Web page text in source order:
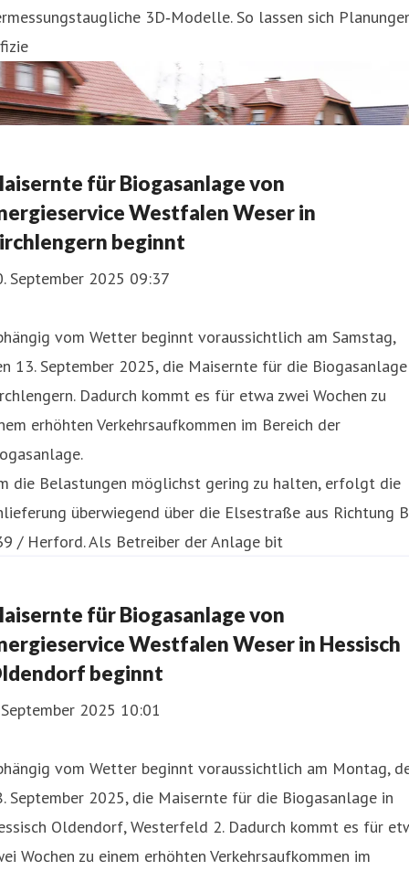
3D‑Modelle. So lassen sich
für Biogasanlage von
Westfalen Weser in
beginnt
September 2025 09:37
vom Wetter beginnt voraussichtlich am Samstag,
13. September 2025, die Maisernte für die
Dadurch kommt es für etwa zwei Wochen zu
erhöhten Verkehrsaufkommen im Bereich der
die Belastungen möglichst gering zu halten, erfolgt die
überwiegend über die Elsestraße aus Richtung B
/ Herford. Als Betreiber der Anlage bit
für Biogasanlage von
Westfalen Weser in Hessisch
beginnt
2025 10:01
vom Wetter beginnt voraussichtlich am Montag,
September 2025, die Maisernte für die Biogasanlage in
Oldendorf, Westerfeld 2. Dadurch kommt es für
Wochen zu einem erhöhten Verkehrsaufkommen im